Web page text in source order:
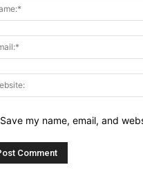
Save my name, email, and